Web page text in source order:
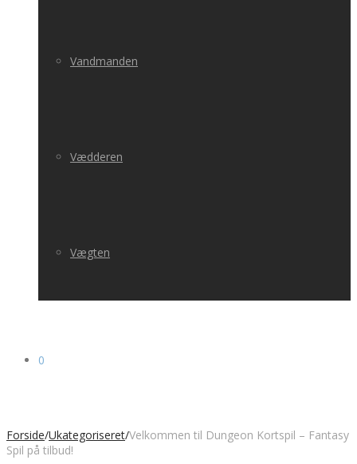
Vandmanden
Vædderen
Vægten
0
Forside/Ukategoriseret/Velkommen til Dungeon Kortspil – Fantasy
Spil på tilbud!